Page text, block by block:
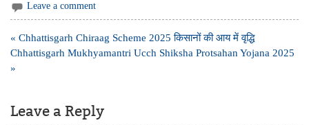
Leave a comment
Post
navigation
« Chhattisgarh Chiraag Scheme 2025 किसानों की आय में वृद्धि
Chhattisgarh Mukhyamantri Ucch Shiksha Protsahan Yojana 2025
»
Leave a Reply